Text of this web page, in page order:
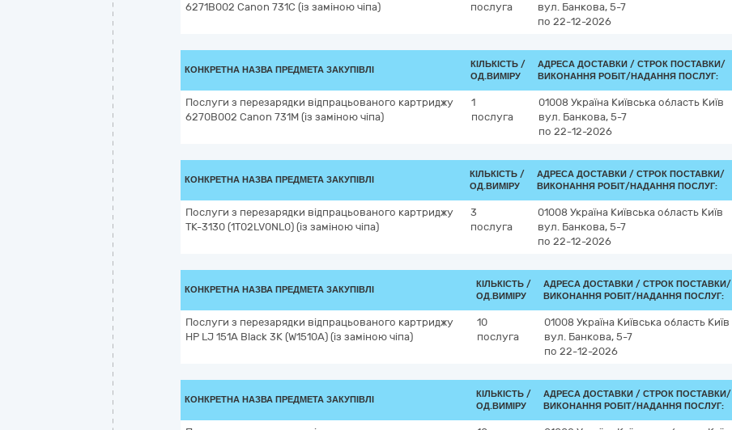
6271B002 Canon 731C (із заміною чіпа)
послуга
вул. Банкова, 5-7
по 22-12-2026
КОНКРЕТНА НАЗВА ПРЕДМЕТА ЗАКУПІВЛІ
КІЛЬКІСТЬ /
ОД.ВИМІРУ
АДРЕСА ДОСТАВКИ / СТРОК ПОСТАВКИ/
ВИКОНАННЯ РОБІТ/НАДАННЯ ПОСЛУГ:
Послуги з перезарядки відпрацьованого картриджу
6270B002 Canon 731M (із заміною чіпа)
1
послуга
01008 Україна Київська область Київ
вул. Банкова, 5-7
по 22-12-2026
КОНКРЕТНА НАЗВА ПРЕДМЕТА ЗАКУПІВЛІ
КІЛЬКІСТЬ /
ОД.ВИМІРУ
АДРЕСА ДОСТАВКИ / СТРОК ПОСТАВКИ/
ВИКОНАННЯ РОБІТ/НАДАННЯ ПОСЛУГ:
Послуги з перезарядки відпрацьованого картриджу
TK-3130 (1T02LV0NL0) (із заміною чіпа)
3
послуга
01008 Україна Київська область Київ
вул. Банкова, 5-7
по 22-12-2026
КОНКРЕТНА НАЗВА ПРЕДМЕТА ЗАКУПІВЛІ
КІЛЬКІСТЬ /
ОД.ВИМІРУ
АДРЕСА ДОСТАВКИ / СТРОК ПОСТАВКИ/
ВИКОНАННЯ РОБІТ/НАДАННЯ ПОСЛУГ:
Послуги з перезарядки відпрацьованого картриджу
HP LJ 151A Black 3K (W1510A) (із заміною чіпа)
10
послуга
01008 Україна Київська область Київ
вул. Банкова, 5-7
по 22-12-2026
КОНКРЕТНА НАЗВА ПРЕДМЕТА ЗАКУПІВЛІ
КІЛЬКІСТЬ /
ОД.ВИМІРУ
АДРЕСА ДОСТАВКИ / СТРОК ПОСТАВКИ/
ВИКОНАННЯ РОБІТ/НАДАННЯ ПОСЛУГ: